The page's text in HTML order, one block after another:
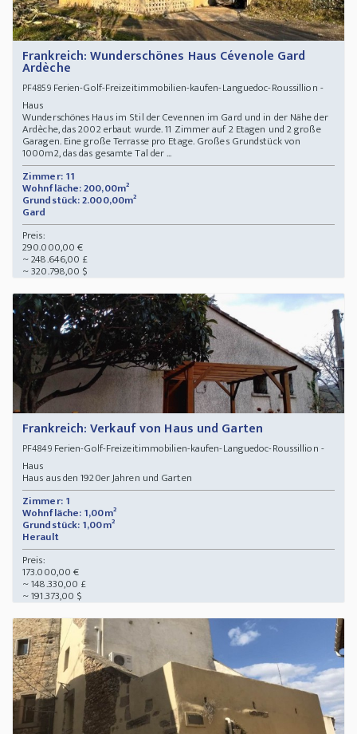
Frankreich: Wunderschönes Haus Cévenole Gard
Ardèche
PF4859Ferien-Golf-Freizeitimmobilien-kaufen-Languedoc-Roussillion -
Haus
Wunderschönes Haus im Stil der Cevennen im Gard und in der Nähe der
Ardèche, das 2002 erbaut wurde. 11 Zimmer auf 2 Etagen und 2 große
Garagen. Eine große Terrasse pro Etage. Großes Grundstück von
1000m2, das das gesamte Tal der ...
Zimmer: 11
Wohnfläche: 200,00m²
Grundstück: 2.000,00m²
Gard
Preis:
290.000,00 €
~ 248.646,00 £
~ 320.798,00 $
Frankreich: Verkauf von Haus und Garten
PF4849Ferien-Golf-Freizeitimmobilien-kaufen-Languedoc-Roussillion -
Haus
Haus aus den 1920er Jahren und Garten
Zimmer: 1
Wohnfläche: 1,00m²
Grundstück: 1,00m²
Herault
Preis:
173.000,00 €
~ 148.330,00 £
~ 191.373,00 $